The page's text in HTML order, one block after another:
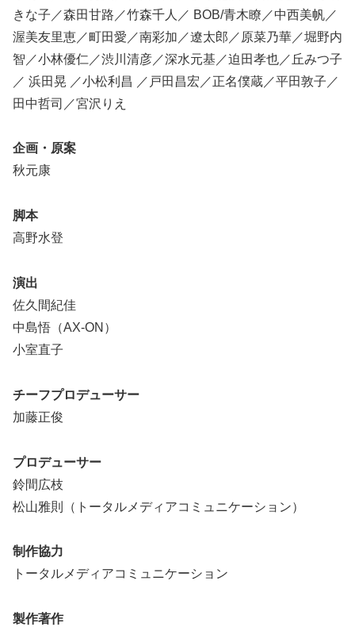
きな子／森田甘路／竹森千人／ BOB/青木瞭／中西美帆／
渥美友里恵／町田愛／南彩加／遼太郎／原菜乃華／堀野内
智／小林優仁／渋川清彦／深水元基／迫田孝也／丘みつ子
／ 浜田晃 ／小松利昌 ／戸田昌宏／正名僕蔵／平田敦子／
田中哲司／宮沢りえ
企画・原案
秋元康
脚本
高野水登
演出
佐久間紀佳
中島悟（AX-ON）
小室直子
チーフプロデューサー
加藤正俊
プロデューサー
鈴間広枝
松山雅則（トータルメディアコミュニケーション）
制作協力
トータルメディアコミュニケーション
製作著作